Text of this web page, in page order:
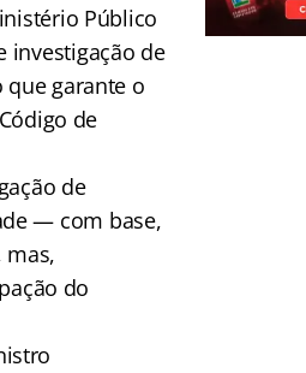
Público
investigação de
garante o
de
de
— com base,
mas,
do